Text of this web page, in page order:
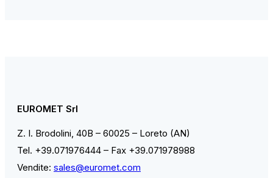
EUROMET Srl
Z. I. Brodolini, 40B – 60025 – Loreto (AN)
Tel. +39.071976444 – Fax +39.071978988
Vendite: sales@euromet.com